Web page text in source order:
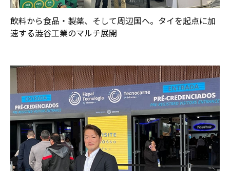
飲料から食品・製薬、そして周辺国へ。タイを起点に加
速する澁谷工業のマルチ展開